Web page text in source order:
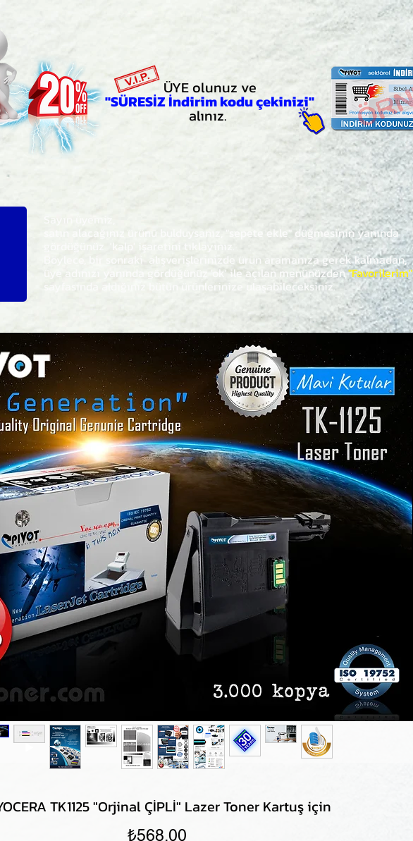
ÜYE olunuz ve
"SÜRESİZ İndirim kodu çekinizi"
alınız.
satın alacağınız ürünü bulduysanız, "sepete ekle" düğmesinin yanında
gördüğünüz 'kalp' işaretini tıklayınız.
bir sonraki alışverişlerinizde ürün aramanıza gerek kalmadan,
üye adınızı yanında gördüğünüz 'ok' ile açılan menünüzden"Favorilerim"
sayfasında aldığınız bütün ürünlerinize ulaşabileceksiniz.
TK1125 "Orjinal ÇİPLİ" Lazer Toner Kartuş için
₺568,00Fiyat